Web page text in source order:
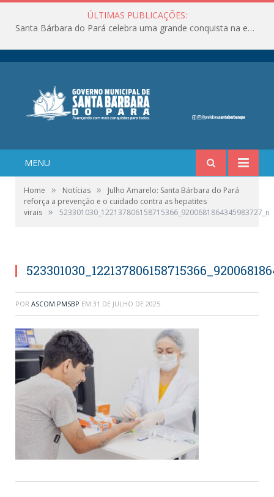
ÚLTIMAS PUBLICAÇÕES:
Santa Bárbara do Pará celebra uma grande conquista na educação!
MENU
Home » Notícias »
Julho Amarelo: Santa Bárbara do Pará
reforça a prevenção e o cuidado contra as hepatites
virais » 523301030_122137806158715366_9200681864345983727_n
POR ASCOM.PMSBP EM 31 DE JULHO DE 2025